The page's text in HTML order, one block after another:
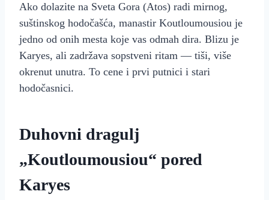
Ako dolazite na Sveta Gora (Atos) radi mirnog,
suštinskog hodočašća, manastir Koutloumousiou je
jedno od onih mesta koje vas odmah dira. Blizu je
Karyes, ali zadržava sopstveni ritam — tiši, više
okrenut unutra. To cene i prvi putnici i stari
hodočasnici.
Duhovni dragulj
„Koutloumousiou“ pored
Karyes